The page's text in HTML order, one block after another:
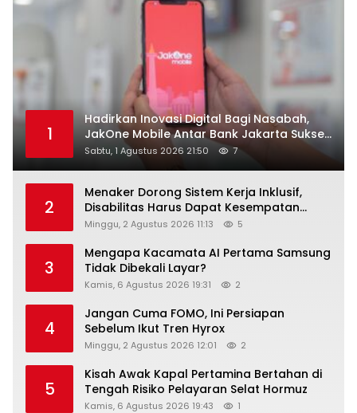
1
Hadirkan Inovasi Digital Bagi Nasabah,
JakOne Mobile Antar Bank Jakarta Sukses
Raih Digital Excellence Awards 2026
Sabtu, 1 Agustus 2026 21:50 7
2
Menaker Dorong Sistem Kerja Inklusif,
Disabilitas Harus Dapat Kesempatan
Setara
Minggu, 2 Agustus 2026 11:13 5
3
Mengapa Kacamata AI Pertama Samsung
Tidak Dibekali Layar?
Kamis, 6 Agustus 2026 19:31 2
4
Jangan Cuma FOMO, Ini Persiapan
Sebelum Ikut Tren Hyrox
Minggu, 2 Agustus 2026 12:01 2
5
Kisah Awak Kapal Pertamina Bertahan di
Tengah Risiko Pelayaran Selat Hormuz
Kamis, 6 Agustus 2026 19:43 1